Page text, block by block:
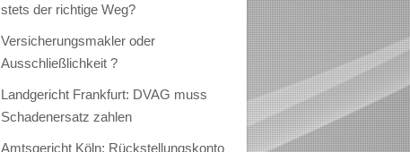
stets der richtige Weg?
Versicherungsmakler oder
Ausschließlichkeit ?
Landgericht Frankfurt: DVAG muss
Schadenersatz zahlen
Amtsgericht Köln: Rückstellungskonto